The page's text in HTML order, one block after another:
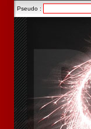
Pseudo :